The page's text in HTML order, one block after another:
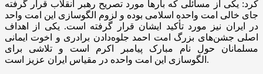
کرد: یکی از مسائلی که بارها مورد تصریح رهبر انقلاب قرار گرفته
جای خالی امت واحده اسلامی بوده و لزوم الگوسازی این امت واحد
در ایران نیز مورد تأکید ایشان قرار گرفته است. یکی از اهداف
اصلی جشن‌های بزرگ امت احمد جلوه‌دادن برادری و اخوت ایمانی
مسلمانان حول نام مبارک پیامبر اکرم است و تلاشی برای
الگوسازی این امت واحده در مقیاس ایران عزیز است.